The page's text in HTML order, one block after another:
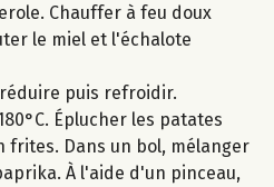
Chauffer à feu doux
le miel et l'échalote
puis refroidir.
Éplucher les patates
frites. Dans un bol, mélanger
À l'aide d'un pinceau,